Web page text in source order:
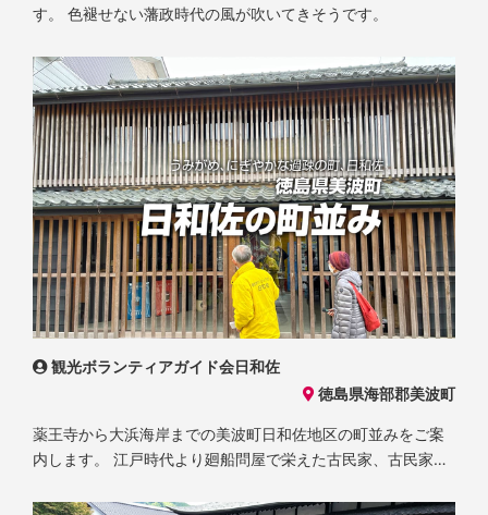
す。 色褪せない藩政時代の風が吹いてきそうです。
観光ボランティアガイド会日和佐
徳島県海部郡美波町
薬王寺から大浜海岸までの美波町日和佐地区の町並みをご案
内します。 江戸時代より廻船問屋で栄えた古民家、古民家を
スと地方創生カンパニー、うみがめのモニュメントや古い遍